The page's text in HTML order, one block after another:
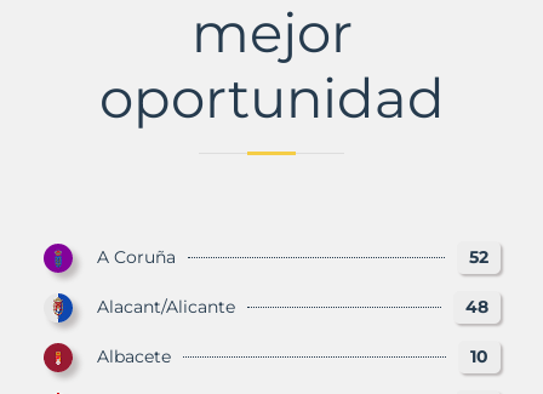
mejor
oportunidad
A Coruña 52
Alacant/Alicante 48
Albacete 10